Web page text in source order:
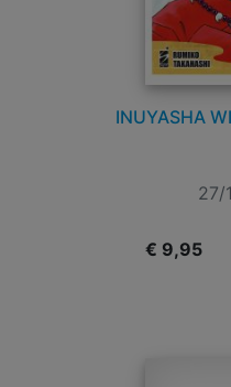
INUYASHA
27/
€ 9,95